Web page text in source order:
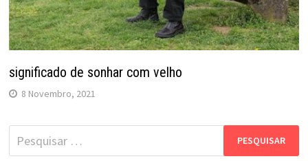
significado de sonhar com velho
8 Novembro, 2021
Pesquisar
por: